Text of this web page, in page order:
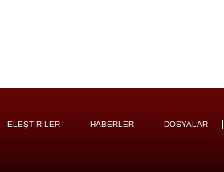
ELEŞTİRİLER HABERLER DOSYALAR